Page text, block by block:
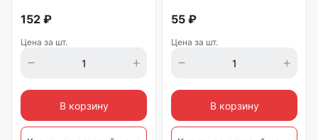
152 ₽
Цена за шт.
В корзину
55 ₽
Цена за шт.
В корзину